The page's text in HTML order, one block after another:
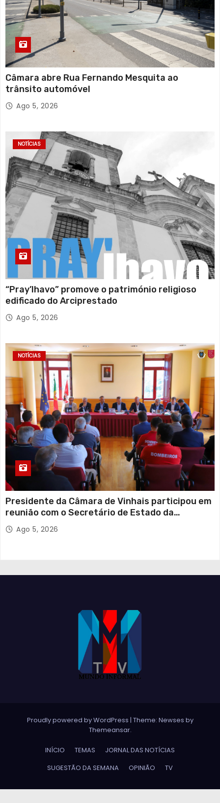
Câmara abre Rua Fernando Mesquita ao
trânsito automóvel
Ago 5, 2026
NOTÍCIAS
“Pray’lhavo” promove o património religioso
edificado do Arciprestado
Ago 5, 2026
NOTÍCIAS
Presidente da Câmara de Vinhais participou em
reunião com o Secretário de Estado da
Proteção Civil
Ago 5, 2026
Proudly powered by WordPress | Theme: Newses by
Themeansar.
INÍCIO TEMAS
JORNAL DAS NOTÍCIAS
SUGESTÃO DA SEMANA
OPINIÃO TV